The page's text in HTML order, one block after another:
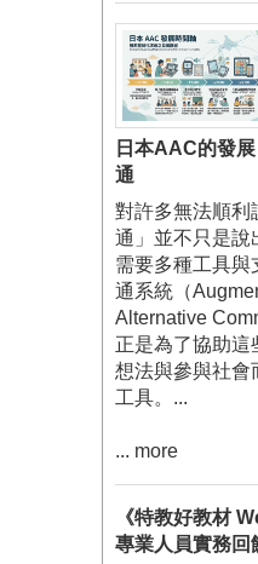
日本AAC的發
通
對許多無法順利
通」並不只是說
需要多種工具與
通系統（
Alternative
正是為了協助這
想法與參與社會
工具。...
... more
《特教好教材
專業人員實務回